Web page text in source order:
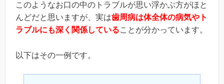
このようなお口の中のトラブルが思い浮かぶ方がほと
んどだと思いますが、実は歯周病は体全体の病気やト
ラブルにも深く関係していることが分かっています。
以下はその一例です。